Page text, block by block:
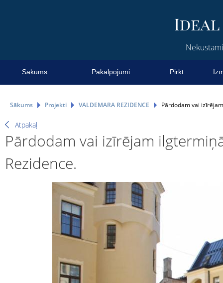
Sākums Pakalpojumi Pirkt
Sākums Projekti VALDEMARA REZIDENCE Pārdodam vai
Atpakaļ
Pārdodam vai izīrējam
Rezidence.